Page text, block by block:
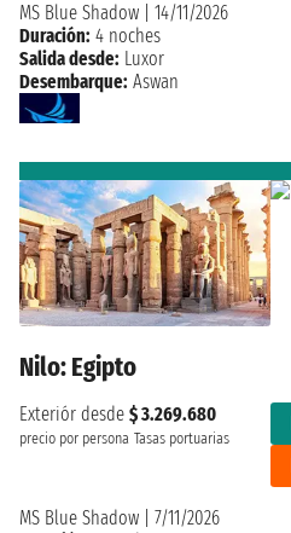
MS Blue Shadow
14/11/2026
Duración: 4 noches
Salida desde: Luxor
Desembarque: Aswan
Nilo: Egipto
Exteriór desde $ 3.269.680
precio por persona Tasas portuarias
MS Blue Shadow
7/11/2026